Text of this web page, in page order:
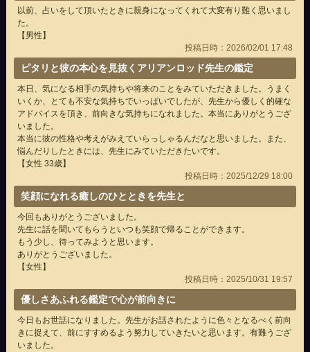
以前、占いをして頂いたときに親身になってくれて大変有り難く思いまし
た。
【男性】
投稿日時：2026/02/01 17:48
ピタリと彼の本心を見抜くアリアンロッド先生の鑑定
本日、気になる相手の気持ちや将来のことをみていただきました。うまく
いくか、とても不安な気持ちでいっぱいでしたが、先生から優しく的確な
アドバイスを頂き、前向きな気持ちになれました。本当にありがとうござ
いました。
本当に彼の性格や考えがみえていらっしゃるんだなと思いました。また、
悩んだりしたときには、先生にみていただきたいです。
【女性 33歳】
投稿日時：2025/12/29 18:00
笑顔になれる癒しのひとときを先生と
今回もありがとうございました。
先生に話を聞いてもらうといつも笑顔で帰ることができます。
もう少し、待ってみようと思います。
ありがとうございました。
【女性】
投稿日時：2025/10/31 19:57
優しさあふれる鑑定で心が前向きに
今日もお世話になりました。先生がお話されたように色々となるべく前向
きに捉えて、前にすすめるよう努力していきたいと思います。有難うござ
いました。